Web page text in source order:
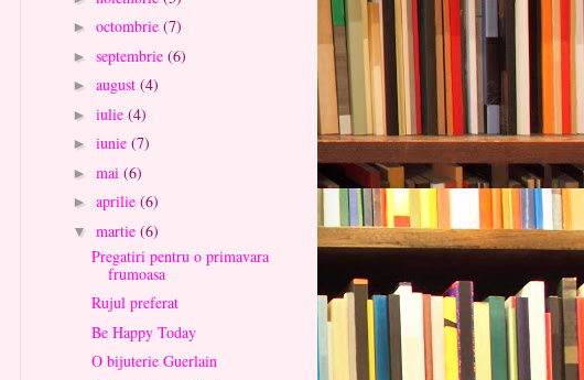
► octombrie (7)
► septembrie (6)
► august (4)
► iulie (4)
► iunie (7)
► mai (6)
► aprilie (6)
▼ martie (6)
Pregatiri pentru o primavara
frumoasa
Rujul preferat
Be Happy Today
O bijuterie Guerlain